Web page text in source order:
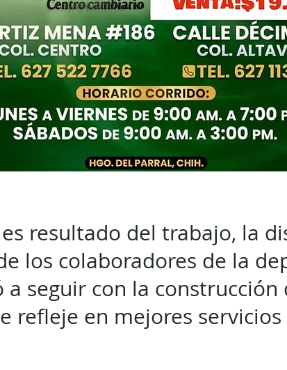
resultado del trabajo, la
los colaboradores de la
seguir con la
refleje en mejores